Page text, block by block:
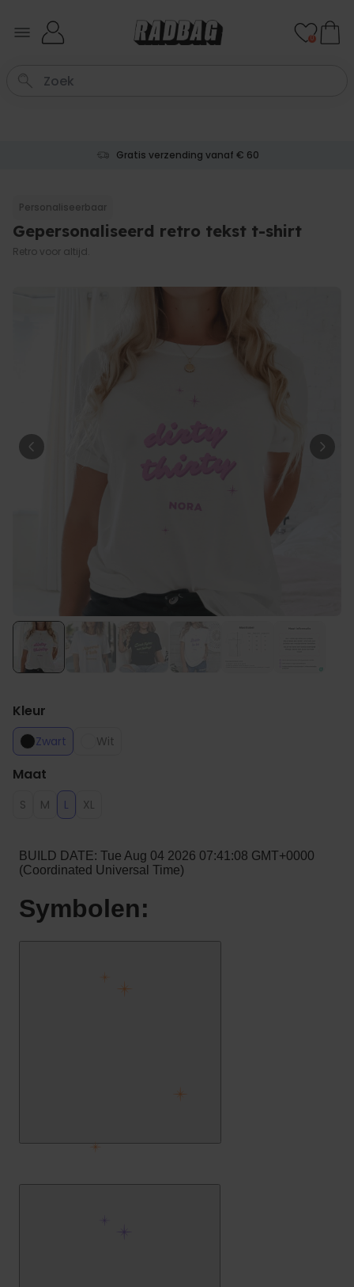
0
Gratis verzending vanaf € 60
Personaliseerbaar
Gepersonaliseerd retro tekst t-shirt
Retro voor altijd.
Kleur
Zwart Wit
Maat
S M L XL